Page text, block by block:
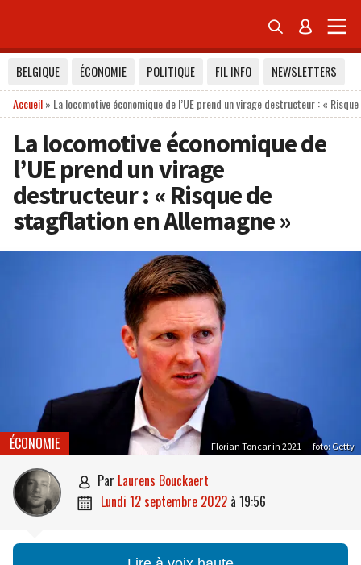
 
BELGIQUE ÉCONOMIE POLITIQUE FIL INFO
NEWSLETTERS
Accueil» La locomotive économique de l’UE prend un virage destructeur : «
La locomotive économique de
l’UE prend un virage
destructeur : « Risque de
stagflation en Allemagne »
Florian Toncar in 2021 — foto: Getty
ÉCONOMIE
 par Laurens Bouckaert
 lundi 12 septembre 2022 à 19:56